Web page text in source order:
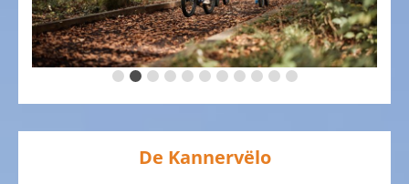
DE
VËLO
Kannervëloen
De Kannervëlo